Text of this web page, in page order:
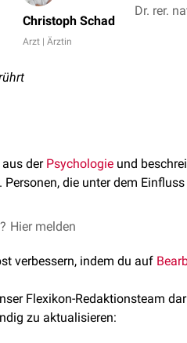
Christoph Schad
Arzt | Ärztin
Dr. rer.
der Psychologie und
. Personen, die unter dem
Hier melden
verbessern, indem du auf
Flexikon-Redaktionsteam
zu aktualisieren: